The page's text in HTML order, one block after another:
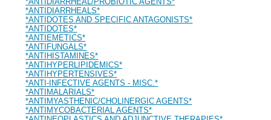
*ANTIDIARRHEALS*
*ANTIDOTES AND SPECIFIC ANTAGONISTS*
*ANTIDOTES*
*ANTIEMETICS*
*ANTIFUNGALS*
*ANTIHISTAMINES*
*ANTIHYPERLIPIDEMICS*
*ANTIHYPERTENSIVES*
*ANTI-INFECTIVE AGENTS - MISC.*
*ANTIMALARIALS*
*ANTIMYASTHENIC/CHOLINERGIC AGENTS*
*ANTIMYCOBACTERIAL AGENTS*